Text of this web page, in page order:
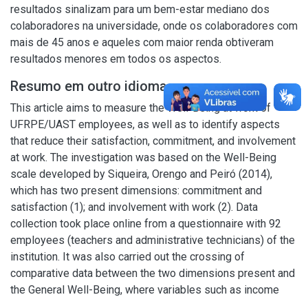
resultados sinalizam para um bem-estar mediano dos
colaboradores na universidade, onde os colaboradores com
mais de 45 anos e aqueles com maior renda obtiveram
resultados menores em todos os aspectos.
Resumo em outro idioma
This article aims to measure the Well-Being at work of
UFRPE/UAST employees, as well as to identify aspects
that reduce their satisfaction, commitment, and involvement
at work. The investigation was based on the Well-Being
scale developed by Siqueira, Orengo and Peiró (2014),
which has two present dimensions: commitment and
satisfaction (1); and involvement with work (2). Data
collection took place online from a questionnaire with 92
employees (teachers and administrative technicians) of the
institution. It was also carried out the crossing of
comparative data between the two dimensions present and
the General Well-Being, where variables such as income